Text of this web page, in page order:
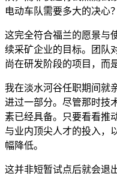
电动车队需要多大的决心？
这完全符合福兰的愿景与
续采矿企业的目标。团队
尚在研发阶段的项目，而
我在淡水河谷任职期间就
进过一部分。尽管那时技
素已经具备。只要看看推
与业内顶尖人才的投入，
幅降低。
这并非短暂试点后就会退